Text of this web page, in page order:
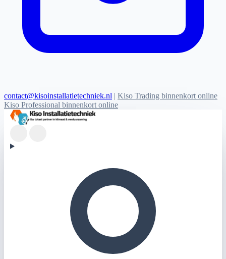
contact@kisoinstallatietechniek.nl | Kiso Trading binnenkort online
Kiso Professional binnenkort online